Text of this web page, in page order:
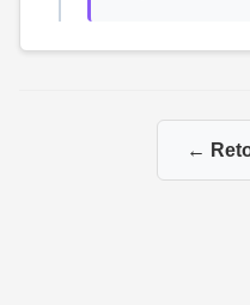
←